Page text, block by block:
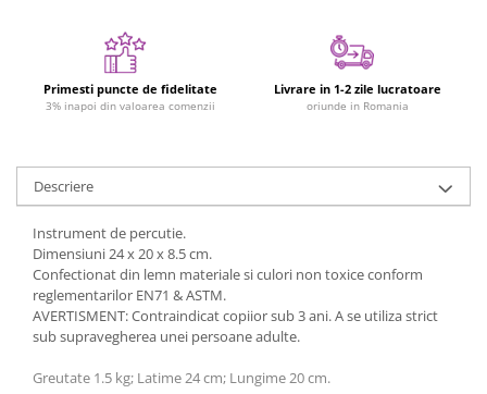
Nevoi speciale si sindrom Down
Jucarii cu alfabet
Jucarii cu cifre
Jucarii de motricitate
Jucarii fructe si legume
Puzzle-uri
Puzzle clasic
Puzzle incastru
Puzzle de podea
Jucarii bebelusi
Primesti puncte de fidelitate
3% inapoi din valoarea comenzii
Livrare in 1-2 zile lucratoare
oriunde in Romania
Descriere
Instrument de percutie.
Dimensiuni 24 x 20 x 8.5 cm.
Confectionat din lemn materiale si culori non toxice conform
reglementarilor EN71 & ASTM.
AVERTISMENT: Contraindicat copiior sub 3 ani. A se utiliza strict
sub supravegherea unei persoane adulte.
Greutate 1.5 kg; Latime 24 cm; Lungime 20 cm.